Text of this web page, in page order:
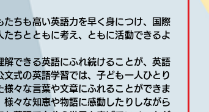
ちも高い英語力を早く身につけ、国際
ちとともに考え、ともに活動できるよ
できる英語にふれ続けることが、英語
式の英語学習では、子ども一人ひとり
々な言葉や文章にふれることができま
々な知恵や物語に感動したりしながら